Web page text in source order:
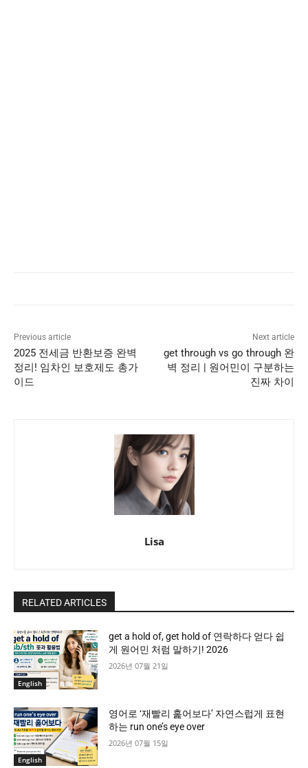
Previous article
2025 전세금 반환보증 완벽
정리! 임차인 보호제도 총가
이드
Next article
get through vs go through 완
벽 정리 | 원어민이 구분하는
진짜 차이
Lisa
RELATED ARTICLES
English
get a hold of, get hold of 연락하다 얻다 쉽
게 원어민 처럼 말하기! 2026
2026년 07월 21일
English
영어로 ‘재빨리 훑어보다’ 자연스럽게 표현
하는 run one’s eye over
2026년 07월 15일